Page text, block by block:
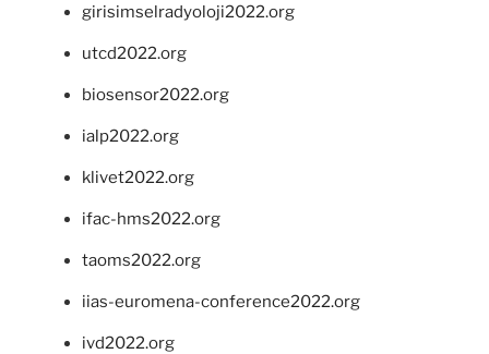
girisimselradyoloji2022.org
utcd2022.org
biosensor2022.org
ialp2022.org
klivet2022.org
ifac-hms2022.org
taoms2022.org
iias-euromena-conference2022.org
ivd2022.org